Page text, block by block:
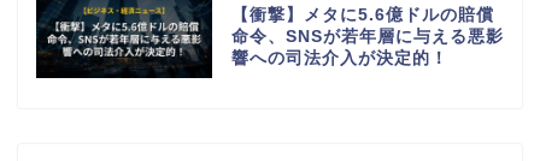
【衝撃】メタに5.6億ドルの賠償
命令、SNSが若年層に与える悪影
響への司法介入が決定的！